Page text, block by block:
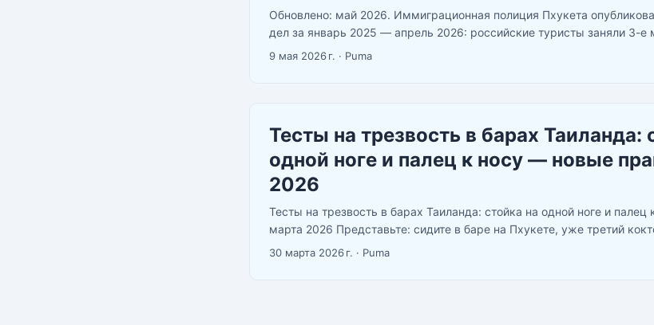
Обновлено: май 2026. Иммиграционная полиция Пхукета
дел за январь 2025 — апрель 2026: российские туристы заняли 3-е
числу дел, но оказались самыми законопослушными в пересчёте на
9 мая 2026 г. · Puma
Тесты на трезвость в барах Таиланда:
одной ноге и палец к носу — новые
2026
Тесты на трезвость в барах Таиланда: стойка на одной ноге и
марта 2026 Представьте: сидите в баре на Пхукете, уже третий
всё хорошо. Подзываете бармена за следующим. А он просит вас
30 марта 2026 г. · Puma